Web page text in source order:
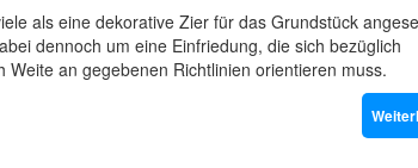
als eine dekorative Zier für das Grundstück
dennoch um eine Einfriedung, die sich bezüglich
Weite an gegebenen Richtlinien orientieren muss.